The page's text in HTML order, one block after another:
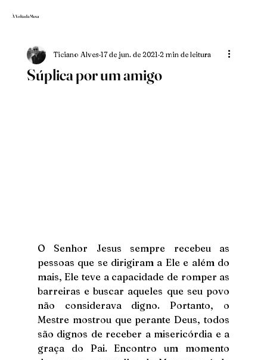
À Volta da Mesa
Súplica por um amigo
Ticiano Alves 17 de jun. de 2021 2 min de leitura
O Senhor Jesus sempre recebeu as
pessoas que se dirigiram a Ele e além do
mais, Ele teve a capacidade de romper as
barreiras e buscar aqueles que seu povo
não considerava digno. Portanto, o
Mestre mostrou que perante Deus, todos
são dignos de receber a misericórdia e a
graça do Pai. Encontro um momento